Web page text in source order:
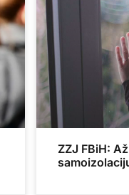
ZZJ FBiH: